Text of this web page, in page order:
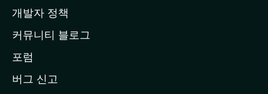
지
이
동
개발자 정책
커뮤니티 블로그
포럼
버그 신고